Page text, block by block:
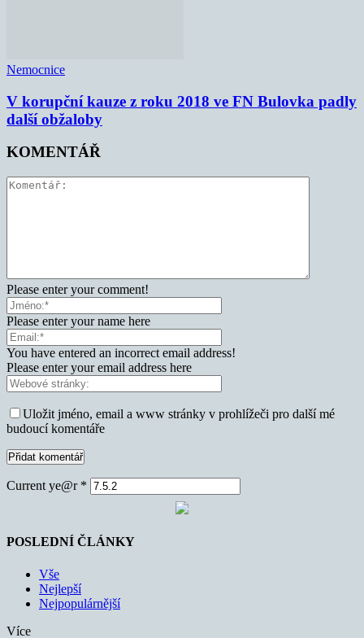
Nemocnice
V korupční kauze z roku 2018 ve FN Bulovka padly
další obžaloby
KOMENTÁŘ
Please enter your comment!
Please enter your name here
You have entered an incorrect email address!
Please enter your email address here
Uložit jméno, email a www stránky v prohlížeči pro další mé
budoucí komentáře
Current ye@r *
POSLEDNÍ ČLÁNKY
Vše
Nejlepší
Nejpopulárnější
Více